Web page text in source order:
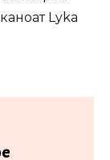
Lyka